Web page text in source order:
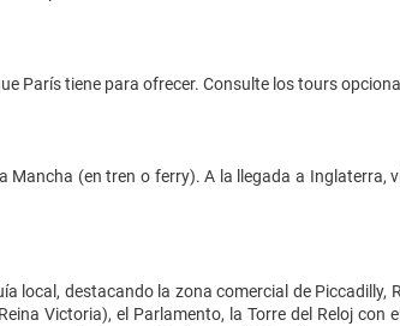
París tiene para ofrecer. Consulte los tours
Mancha (en tren o ferry). A la llegada a Inglaterra,
local, destacando la zona comercial de Piccadilly,
Victoria), el Parlamento, la Torre del Reloj con